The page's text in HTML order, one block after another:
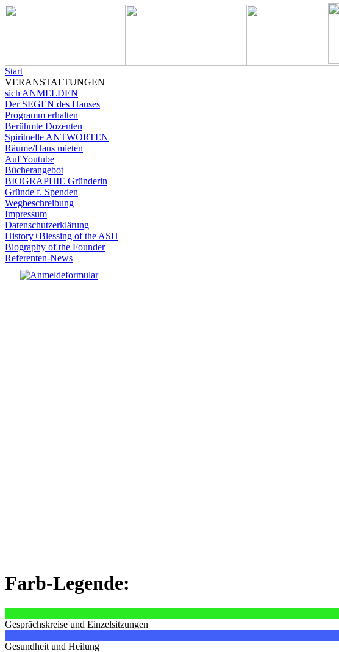
Start
VERANSTALTUNGEN
sich ANMELDEN
Der SEGEN des Hauses
Programm erhalten
Berühmte Dozenten
Spirituelle ANTWORTEN
Räume/Haus mieten
Auf Youtube
Bücherangebot
BIOGRAPHIE Gründerin
Gründe f. Spenden
Wegbeschreibung
Impressum
Datenschutzerklärung
History+Blessing of the ASH
Biography of the Founder
Referenten-News
Farb-Legende:
Gesprächskreise und Einzelsitzungen
Gesundheit und Heilung